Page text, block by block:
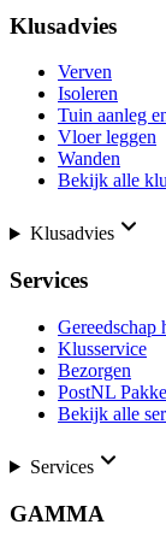
Klusadvies
Verven
Isoleren
Tuin aanleg
Vloer leggen
Wanden
Bekijk alle
Klusadvies
Services
Gereedschap
Klusservice
Bezorgen
PostNL
Bekijk alle
Services
GAMMA